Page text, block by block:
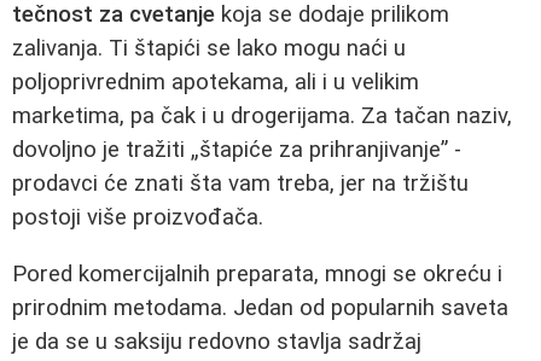
tečnost za cvetanje koja se dodaje prilikom
zalivanja. Ti štapići se lako mogu naći u
poljoprivrednim apotekama, ali i u velikim
marketima, pa čak i u drogerijama. Za tačan naziv,
dovoljno je tražiti „štapiće za prihranjivanje” -
prodavci će znati šta vam treba, jer na tržištu
postoji više proizvođača.
Pored komercijalnih preparata, mnogi se okreću i
prirodnim metodama. Jedan od popularnih saveta
je da se u saksiju redovno stavlja sadržaj